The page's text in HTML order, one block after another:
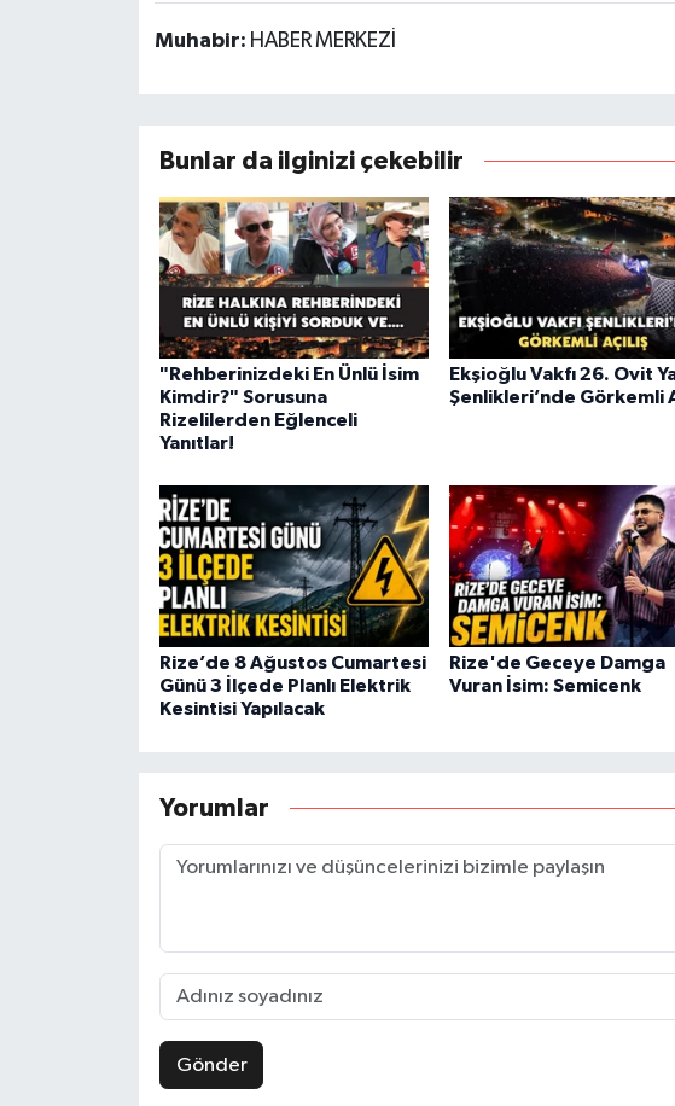
Muhabir: HABER MERKEZİ
Bunlar da ilginizi çekebilir
"Rehberinizdeki En Ünlü İsim
Kimdir?" Sorusuna
Rizelilerden Eğlenceli
Yanıtlar!
Ekşioğlu Vakfı 26. Ovit
Şenlikleri’nde Görkemli
Rize’de 8 Ağustos Cumartesi
Günü 3 İlçede Planlı Elektrik
Kesintisi Yapılacak
Rize'de Geceye Damga
Vuran İsim: Semicenk
Yorumlar
Gönder